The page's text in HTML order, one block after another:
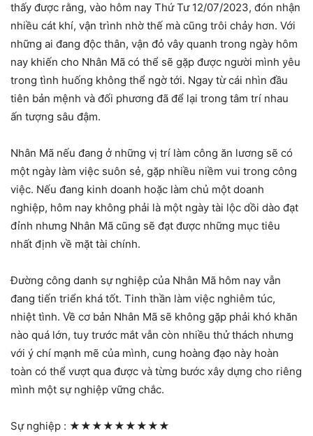
thấy được rằng, vào hôm nay Thứ Tư 12/07/2023, đón nhận
nhiều cát khí, vận trình nhờ thế mà cũng trôi chảy hơn. Với
những ai đang độc thân, vận đỏ vây quanh trong ngày hôm
nay khiến cho Nhân Mã có thể sẽ gặp được người mình yêu
trong tình huống không thể ngờ tới. Ngay từ cái nhìn đầu
tiên bản mệnh và đối phương đã để lại trong tâm trí nhau
ấn tượng sâu đậm.
Nhân Mã nếu đang ở những vị trí làm công ăn lương sẽ có
một ngày làm việc suôn sẻ, gặp nhiều niềm vui trong công
việc. Nếu đang kinh doanh hoặc làm chủ một doanh
nghiệp, hôm nay không phải là một ngày tài lộc dồi dào đạt
đỉnh nhưng Nhân Mã cũng sẽ đạt được những mục tiêu
nhất định về mặt tài chính.
Đường công danh sự nghiệp của Nhân Mã hôm nay vẫn
đang tiến triển khá tốt. Tinh thần làm việc nghiêm túc,
nhiệt tình. Về cơ bản Nhân Mã sẽ không gặp phải khó khăn
nào quá lớn, tuy trước mắt vẫn còn nhiều thử thách nhưng
với ý chí mạnh mẽ của mình, cung hoàng đạo này hoàn
toàn có thể vượt qua được và từng bước xây dựng cho riêng
mình một sự nghiệp vững chắc.
Sự nghiệp : ★★★★★★★★★